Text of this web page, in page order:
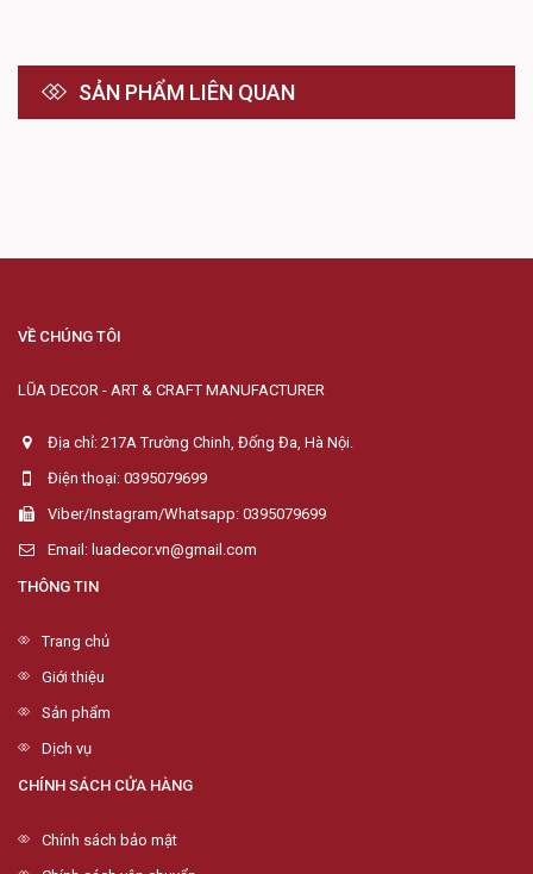
SẢN PHẨM LIÊN QUAN
VỀ CHÚNG TÔI
LŨA DECOR - ART & CRAFT MANUFACTURER
Địa chỉ: 217A Trường Chinh, Đống Đa, Hà Nội.
Điện thoại: 0395079699
Viber/Instagram/Whatsapp: 0395079699
Email: luadecor.vn@gmail.com
THÔNG TIN
Trang chủ
Giới thiệu
Sản phẩm
Dịch vụ
CHÍNH SÁCH CỬA HÀNG
Chính sách bảo mật